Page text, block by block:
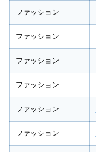
ファッション
ファッション
ファッション
ファッション
ファッション
ファッション